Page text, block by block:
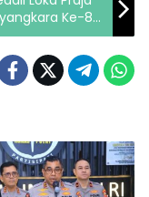
Ke-80